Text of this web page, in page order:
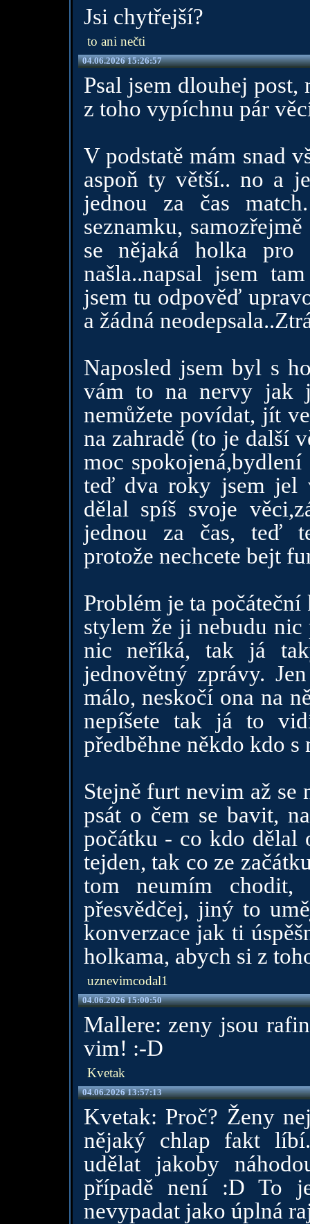
Jsi chytřejší?
to ani nečti
04.06.2026 15:26:57
Psal jsem dlouhej post,
z toho vypíchnu pár
V podstatě mám snad
aspoň ty větší.. no a
jednou za čas
seznamku,
se nějaká holka
našla..napsal jsem
jsem tu odpověď
a žádná
Naposled jsem byl s
vám to na nervy jak
nemůžete povídat, jít
na zahradě (to je další
moc
teď dva roky jsem jel
dělal spíš svoje
jednou za čas, teď
protože nechcete bejt
Problém je ta
stylem že ji nebudu
nic neříká, tak já
jednovětný zprávy.
málo, neskočí ona na
nepíšete tak já to
předběhne někdo kdo
Stejně furt nevim až se
psát o čem se bavit,
počátku - co kdo dělal
tejden, tak co ze
tom neumím
přesvědčej, jiný to
konverzace jak ti
holkama, abych si z
uznevimcodal1
04.06.2026 15:00:50
Mallere: zeny jsou
vim! :-D
Kvetak
04.06.2026 13:57:13
Kvetak: Proč? Ženy
nějaký chlap fakt
udělat jakoby
případě není :D To
nevypadat jako úplná